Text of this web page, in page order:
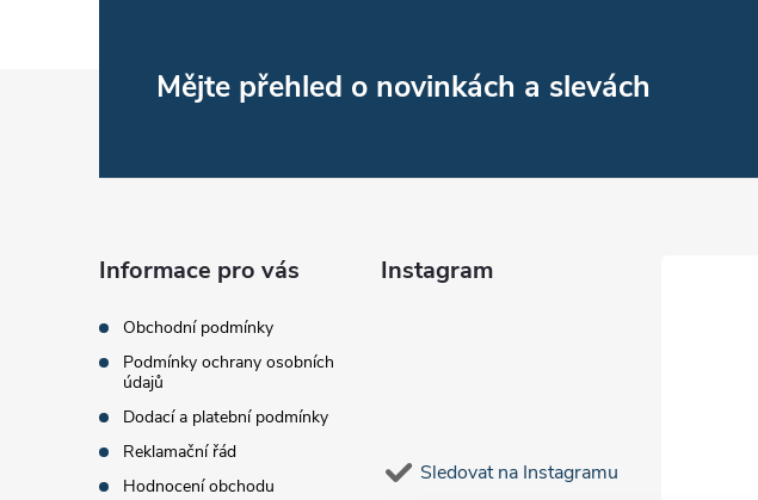
Mějte přehled o novinkách a slevách
Informace pro vás
Obchodní podmínky
Podmínky ochrany osobních
údajů
Dodací a platební podmínky
Reklamační řád
Hodnocení obchodu
Instagram
Sledovat na Instagramu